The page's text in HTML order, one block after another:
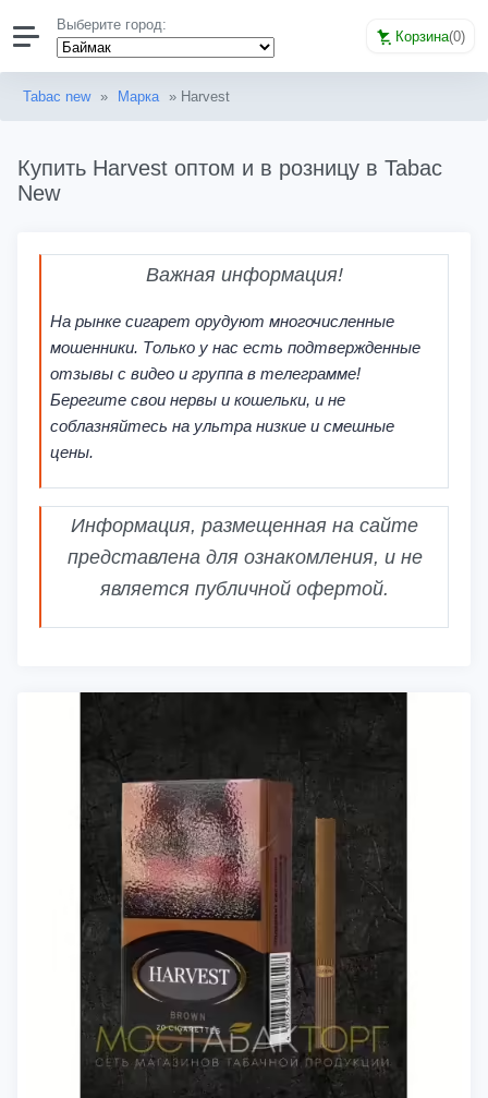
Выберите город:
Корзина(0)
Tabac new » Марка » Harvest
Купить Harvest оптом и в розницу в Tabac
New
Важная информация!
На рынке сигарет орудуют многочисленные
мошенники. Только у нас есть подтвержденные
отзывы с видео и группа в телеграмме!
Берегите свои нервы и кошельки, и не
соблазняйтесь на ультра низкие и смешные
цены.
Информация, размещенная на сайте
представлена для ознакомления, и не
является публичной офертой.